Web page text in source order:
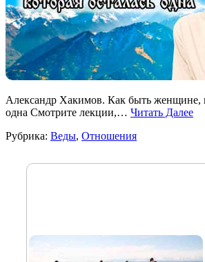
Александр Хакимов. Как быть женщине,
одна Смотрите лекции,… Читать Далее
Рубрика: Веды, Отношения